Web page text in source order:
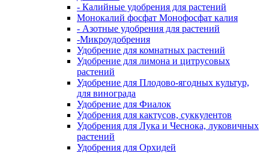
- Калийные удобрения для растений
Монокалий фосфат Монофосфат калия
- Азотные удобрения для растений
-Микроудобрения
Удобрение для комнатных растений
Удобрение для лимона и цитрусовых
растений
Удобрение для Плодово-ягодных культур,
для винограда
Удобрение для Фиалок
Удобрения для кактусов, суккулентов
Удобрения для Лука и Чеснока, луковичных
растений
Удобрения для Орхидей